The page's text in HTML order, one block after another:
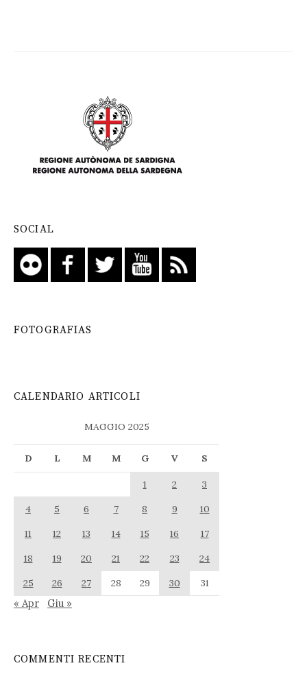
SOCIAL
FOTOGRAFIAS
CALENDARIO ARTICOLI
MAGGIO 2025
D L M M G V S
1 2
3
4
5 6 7 8 9
10
11
12 13 14 15 16
17
18
19 20 21 22 23
24
25
26 27 28 29 30 31
« Apr Giu »
COMMENTI RECENTI